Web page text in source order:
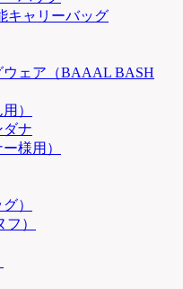
キャリーバッグ
ェア（BAAAL BASH
）
ダナ
様用）
）
）